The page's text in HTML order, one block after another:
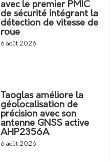
avec le premier PMIC
de sécurité intégrant la
détection de vitesse de
roue
6 août 2026
Taoglas améliore la
géolocalisation de
précision avec son
antenne GNSS active
AHP2356A
6 août 2026